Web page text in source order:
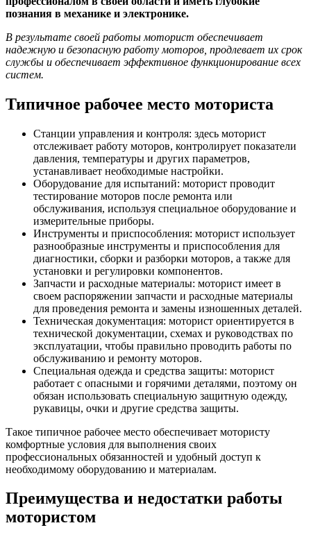
познания в механике и электронике.
В результате своей работы моторист обеспечивает
надежную и безопасную работу моторов, продлевает их срок
службы и обеспечивает эффективное функционирование всех
систем.
Типичное рабочее место моториста
Станции управления и контроля: здесь моторист
отслеживает работу моторов, контролирует показатели
давления, температуры и других параметров,
устанавливает необходимые настройки.
Оборудование для испытаний: моторист проводит
тестирование моторов после ремонта или
обслуживания, используя специальное оборудование и
измерительные приборы.
Инструменты и приспособления: моторист использует
разнообразные инструменты и приспособления для
диагностики, сборки и разборки моторов, а также для
установки и регулировки компонентов.
Запчасти и расходные материалы: моторист имеет в
своем распоряжении запчасти и расходные материалы
для проведения ремонта и замены изношенных деталей.
Техническая документация: моторист ориентируется в
технической документации, схемах и руководствах по
эксплуатации, чтобы правильно проводить работы по
обслуживанию и ремонту моторов.
Специальная одежда и средства защиты: моторист
работает с опасными и горячими деталями, поэтому он
обязан использовать специальную защитную одежду,
рукавицы, очки и другие средства защиты.
Такое типичное рабочее место обеспечивает мотористу
комфортные условия для выполнения своих
профессиональных обязанностей и удобный доступ к
необходимому оборудованию и материалам.
Преимущества и недостатки работы
мотористом